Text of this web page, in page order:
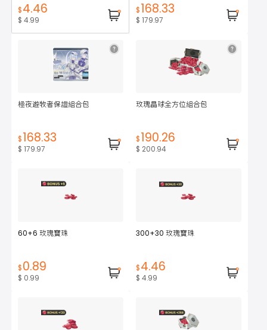
$4.46
$ 4.99
$168.33
$ 179.97
極夜遊牧者保證組合包
$168.33
$ 179.97
玫瑰晶球全方位組合包
$190.26
$ 200.94
60+6 玫瑰寶珠
$0.89
$ 0.99
300+30 玫瑰寶珠
$4.46
$ 4.99